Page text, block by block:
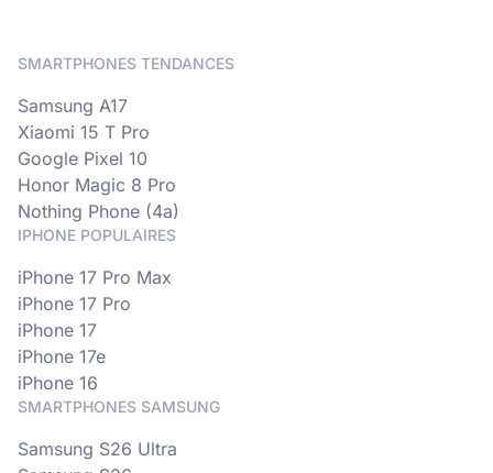
SMARTPHONES TENDANCES
Samsung A17
Xiaomi 15 T Pro
Google Pixel 10
Honor Magic 8 Pro
Nothing Phone (4a)
IPHONE POPULAIRES
iPhone 17 Pro Max
iPhone 17 Pro
iPhone 17
iPhone 17e
iPhone 16
SMARTPHONES SAMSUNG
Samsung S26 Ultra